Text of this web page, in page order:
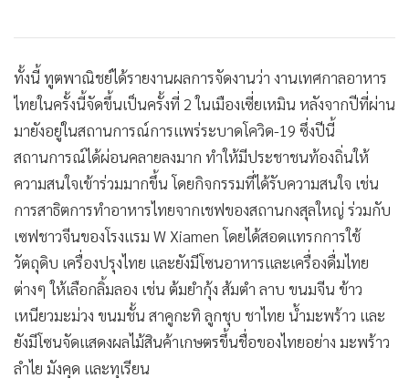
ทั้งนี้ ทูตพาณิชย์ได้รายงานผลการจัดงานว่า งานเทศกาลอาหาร
ไทยในครั้งนี้จัดขึ้นเป็นครั้งที่ 2 ในเมืองเซี่ยเหมิน หลังจากปีที่ผ่าน
มายังอยู่ในสถานการณ์การแพร่ระบาดโควิด-19 ซึ่งปีนี้
สถานการณ์ได้ผ่อนคลายลงมาก ทำให้มีประชาชนท้องถิ่นให้
ความสนใจเข้าร่วมมากขึ้น โดยกิจกรรมที่ได้รับความสนใจ เช่น
การสาธิตการทำอาหารไทยจากเชฟของสถานกงสุลใหญ่ ร่วมกับ
เซฟชาวจีนของโรงแรม W Xiamen โดยได้สอดแทรกการใช้
วัตถุดิบ เครื่องปรุงไทย และยังมีโซนอาหารและเครื่องดื่มไทย
ต่างๆ ให้เลือกลิ้มลอง เช่น ต้มยำกุ้ง ส้มตำ ลาบ ขนมจีน ข้าว
เหนียวมะม่วง ขนมชั้น สาคูกะทิ ลูกชุบ ชาไทย น้ำมะพร้าว และ
ยังมีโซนจัดแสดงผลไม้สินค้าเกษตรขึ้นชื่อของไทยอย่าง มะพร้าว
ลำไย มังคุด และทุเรียน